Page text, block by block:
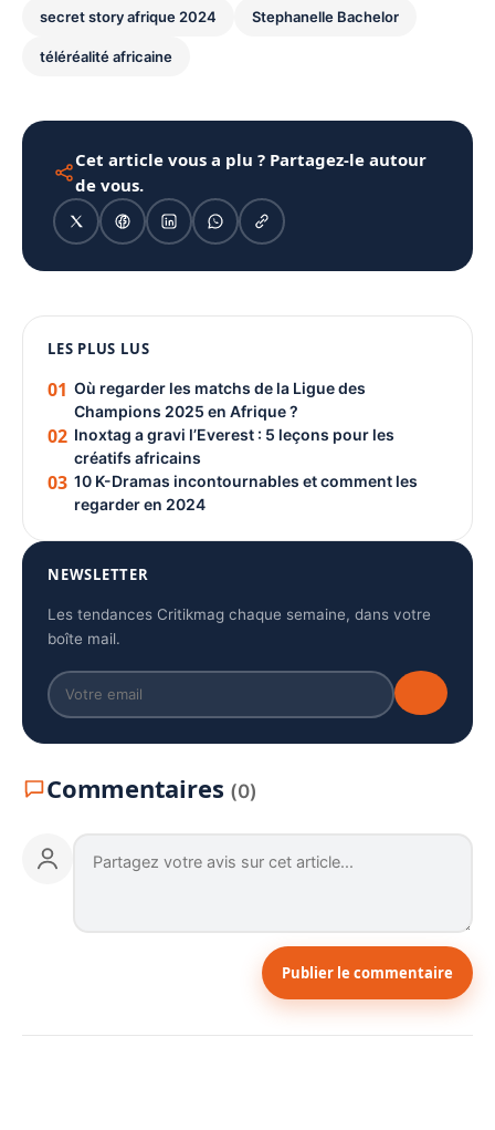
secret story afrique 2024 Stephanelle Bachelor
téléréalité africaine
Cet article vous a plu ? Partagez-le autour
de vous.
PUBLICITÉ
LES PLUS LUS
01 Où regarder les matchs de la Ligue des
Champions 2025 en Afrique ?
02 Inoxtag a gravi l’Everest : 5 leçons pour les
créatifs africains
03 10 K-Dramas incontournables et comment les
regarder en 2024
NEWSLETTER
Les tendances Critikmag chaque semaine, dans votre
boîte mail.
Commentaires (0)
Publier le commentaire